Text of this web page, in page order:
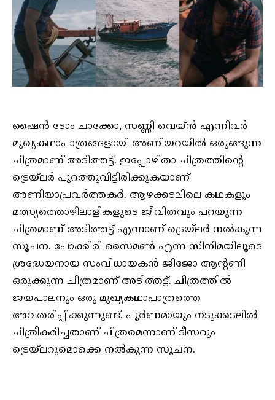
ഷൈൻ ടോം ചാക്കോ, സണ്ണി വെയ്ൻ എന്നിവർ
മുഖ്യകഥാപാത്രങ്ങളായി അണിയറയിൽ ഒരുങ്ങുന്ന
ചിത്രമാണ് അടിത്തട്ട്. ഇപ്പോഴിതാ ചിത്രത്തിന്റെ
ട്രെയ്‌ലർ പുറത്തുവിട്ടിരിക്കുകയാണ്
അണിയാപ്രവർത്തകർ. ആഴക്കടലിലെ കഥകളൂം
മത്സ്യത്തൊഴിലാളികളുടെ ജീവിതവും പറയുന്ന
ചിത്രമാണ് അടിത്തട്ട് എന്നാണ് ട്രെയ്‌ലർ നൽകുന്ന
സൂചന. പോക്കിരി സൈമൺ എന്ന സിനിമയിലൂടെ
ശ്രദ്ധേയനായ സംവിധായകൻ ജിജോ ആന്റണി
ഒരുക്കുന്ന ചിത്രമാണ് അടിത്തട്ട്. ചിത്രത്തിൽ
ജയപാലനും ഒരു മുഖ്യകഥാപാത്രത്തെ
അവതരിപ്പിക്കുന്നുണ്ട്. പൂർണമായും നടുക്കടലിൽ
ചിത്രീകരിച്ചതാണ് ചിത്രമെന്നാണ് ടീസറും
ട്രെയ്‌ലറുമൊക്കെ നൽകുന്ന സൂചന.